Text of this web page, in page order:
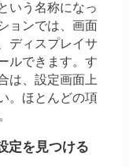
いう名称になっ
ョンでは、画面
ディスプレイサ
ルできます。す
は、設定画面上
。ほとんどの項
定を見つける